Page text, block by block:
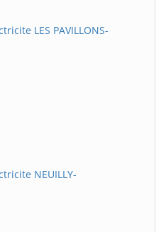
LES PAVILLONS-
NEUILLY-